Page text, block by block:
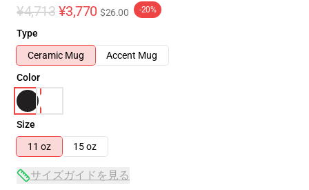
¥4,713 ¥3,770 $26.00 -20%
Type
Ceramic Mug
Accent Mug
Color
Size
11 oz
15 oz
サイズガイドを見る